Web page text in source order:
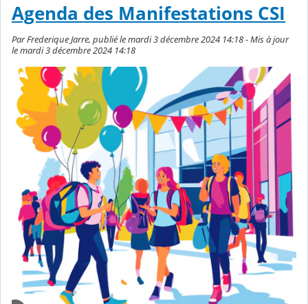
Agenda des Manifestations CSI
Par Frederique Jarre, publié le mardi 3 décembre 2024 14:18 - Mis à jour
le mardi 3 décembre 2024 14:18